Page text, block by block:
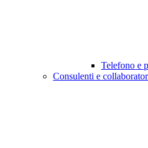
Telefono e
Consulenti e